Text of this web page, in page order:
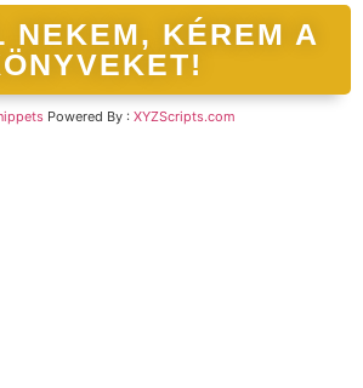
NEKEM, KÉREM A
Powered By : XYZScripts.com